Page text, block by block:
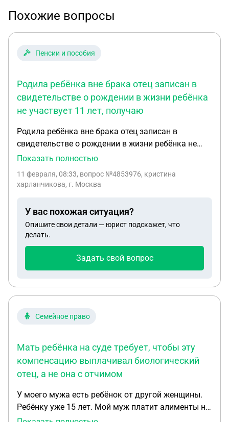
Похожие вопросы
Пенсии и пособия
Родила ребёнка вне брака отец записан в
свидетельстве о рождении в жизни ребёнка
не участвует 11 лет, получаю
Родила ребёнка вне брака отец записан в
свидетельстве о рождении в жизни ребёнка не
участвует 11 лет, получаю пособие на ребёнка
ли учитываться его доход при назначении
Показать полностью
11 февраля, 08:33, вопрос №4853976, кристина
харланчикова, г. Москва
У вас похожая ситуация?
Опишите свои детали — юрист подскажет, что
делать.
Задать свой вопрос
Семейное право
Мать ребёнка на суде требует, чтобы эту
компенсацию выплачивал биологический
отец, а не она с отчимом
У моего мужа есть ребёнок от другой женщины.
Ребёнку уже 15 лет. Мой муж платит алименты на
этого ребёнка (задолженности нет)., но видеть и